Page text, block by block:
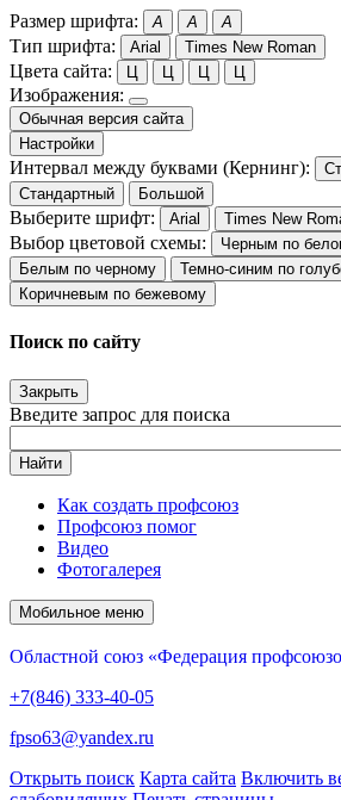
Размер шрифта: A A A
Тип шрифта: Arial Times New Roman
Цвета сайта: Ц Ц Ц Ц
Изображения:
Обычная версия сайта
Настройки
Интервал между буквами (Кернинг):
Стандартный
Большой
Выберите шрифт: Arial Times New
Выбор цветовой схемы:
Черным по
Белым по черному
Темно-синим по
Коричневым по бежевому
Поиск по сайту
Закрыть
Введите запрос для поиска
Найти
Как создать профсоюз
Профсоюз помог
Видео
Фотогалерея
Мобильное меню
Областной союз «Федерация
+7(846) 333-40-05
fpso63@yandex.ru
Открыть поиск Карта сайта Включить